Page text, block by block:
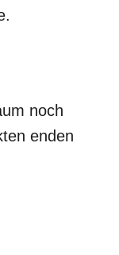
noch
enden